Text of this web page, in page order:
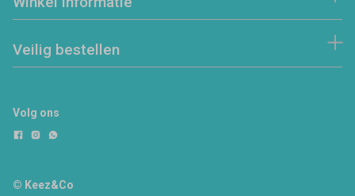
Veilig bestellen
Volg ons
© Keez&Co